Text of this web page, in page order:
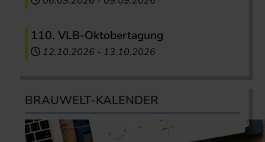
110. VLB-Oktobertagung
12.10.2026 - 13.10.2026
BRAUWELT-KALENDER